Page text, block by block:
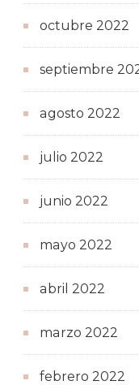
octubre 2022
septiembre
agosto 2022
julio 2022
junio 2022
mayo 2022
abril 2022
marzo 2022
febrero 2022